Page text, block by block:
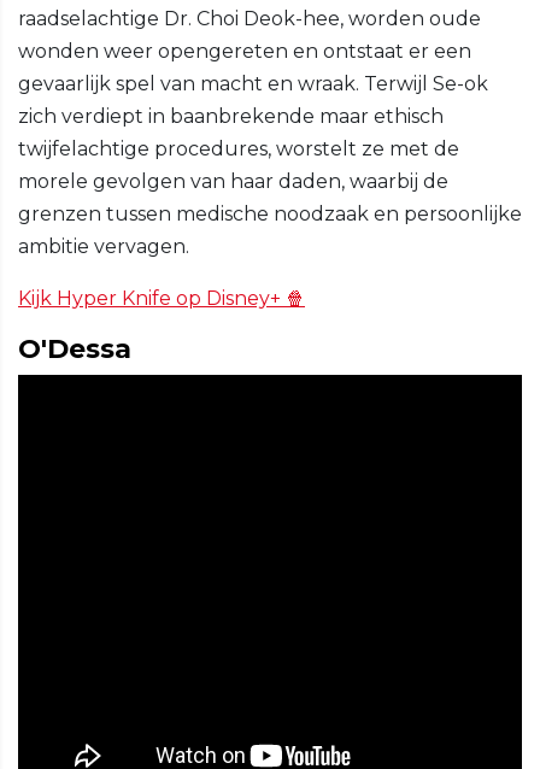
raadselachtige Dr. Choi Deok-hee, worden oude
wonden weer opengereten en ontstaat er een
gevaarlijk spel van macht en wraak. Terwijl Se-ok
zich verdiept in baanbrekende maar ethisch
twijfelachtige procedures, worstelt ze met de
morele gevolgen van haar daden, waarbij de
grenzen tussen medische noodzaak en persoonlijke
ambitie vervagen.
Kijk Hyper Knife op Disney+ 🍿
O'Dessa